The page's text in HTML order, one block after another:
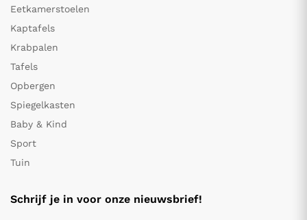
Eetkamerstoelen
Kaptafels
Krabpalen
Tafels
Opbergen
Spiegelkasten
Baby & Kind
Sport
Tuin
Schrijf je in voor onze nieuwsbrief!